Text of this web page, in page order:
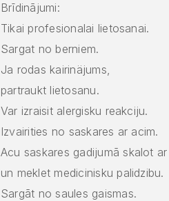
Brīdinājumi:
Tikai profesionalai lietosanai.
Sargat no berniem.
Ja rodas kairinäjums,
partraukt lietosanu.
Var izraisit alergisku reakciju.
Izvairities no saskares ar acim.
Acu saskares gadijumā skalot
un meklet medicinisku palidzibu.
Sargāt no saules gaismas.